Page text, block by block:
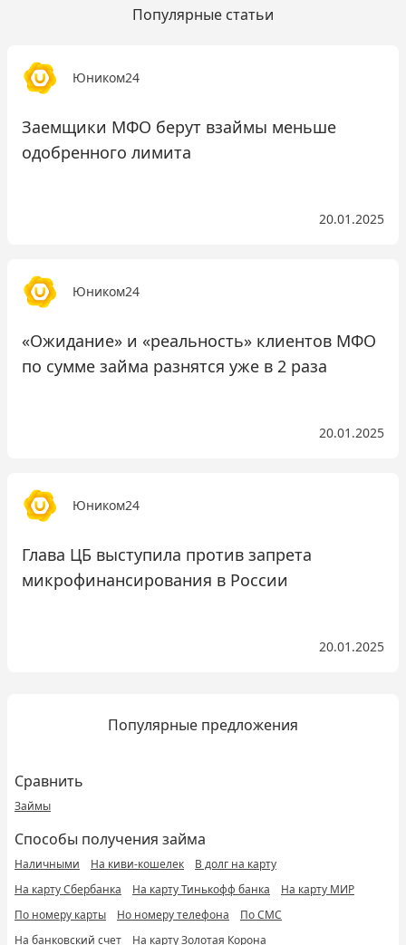
Популярные статьи
Юником24
Заемщики МФО берут взаймы меньше
одобренного лимита
20.01.2025
Юником24
«Ожидание» и «реальность» клиентов МФО
по сумме займа разнятся уже в 2 раза
20.01.2025
Юником24
Глава ЦБ выступила против запрета
микрофинансирования в России
20.01.2025
Популярные предложения
Сравнить
Займы
Способы получения займа
Наличными На киви-кошелек
В долг на карту
На карту Сбербанка
На карту Тинькофф банка
На карту МИР
По номеру карты
Но номеру телефона
По СМС
На банковский счет
На карту Золотая Корона